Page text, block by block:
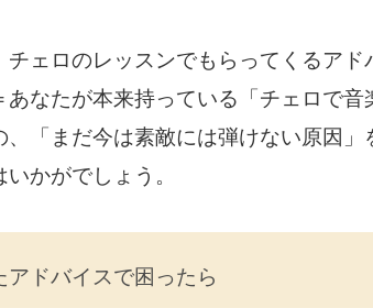
チェロのレッスンでもらってくるア
あなたが本来持っている「チェロで
、「まだ今は素敵には弾けない原因
いかがでしょう。
アドバイスで困ったら